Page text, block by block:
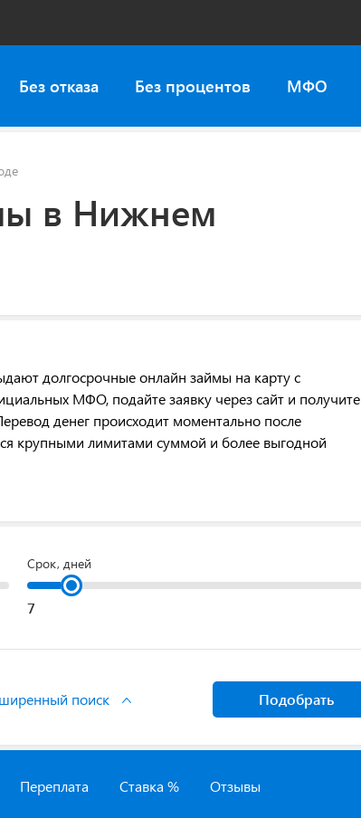
Без отказа Без процентов МФО
в Нижнем
долгосрочные онлайн займы на карту с
МФО, подайте заявку через сайт и получите
денег происходит моментально после
крупными лимитами суммой и более выгодной
Срок, дней
поиск Подобрать
Переплата Ставка % Отзывы